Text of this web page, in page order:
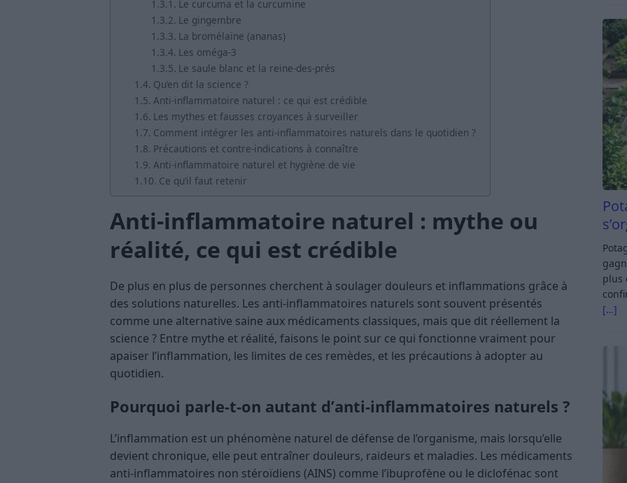
Le curcuma et la curcumine
Le gingembre
La bromélaïne (ananas)
Les oméga-3
Le saule blanc et la reine-des-prés
Qu’en dit la science ?
Anti-inflammatoire naturel : ce qui est crédible
Les mythes et fausses croyances à surveiller
Comment intégrer les anti-inflammatoires naturels dans le quotidien ?
Précautions et contre-indications à connaître
Anti-inflammatoire naturel et hygiène de vie
Ce qu’il faut retenir
Anti-inflammatoire naturel : mythe ou
réalité, ce qui est crédible
De plus en plus de personnes cherchent à soulager douleurs et inflammations grâce à
des solutions naturelles. Les anti-inflammatoires naturels sont souvent présentés
comme une alternative saine aux médicaments classiques, mais que dit réellement la
science ? Entre mythe et réalité, faisons le point sur ce qui fonctionne vraiment pour
apaiser l’inflammation, les limites de ces remèdes, et les précautions à adopter au
quotidien.
Pourquoi parle-t-on autant d’anti-inflammatoires naturels ?
L’inflammation est un phénomène naturel de défense de l’organisme, mais lorsqu’elle
devient chronique, elle peut entraîner douleurs, raideurs et maladies. Les médicaments
anti-inflammatoires non stéroïdiens (AINS) comme l’ibuprofène ou le diclofénac sont
plus
[…]